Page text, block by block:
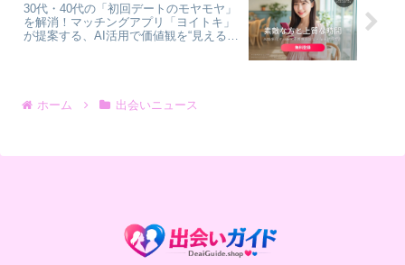
30代・40代の「初回デートのモヤモヤ」
を解消！マッチングアプリ「ヨイトキ」
が提案する、AI活用で価値観を“見える
ホーム 出会いニュース